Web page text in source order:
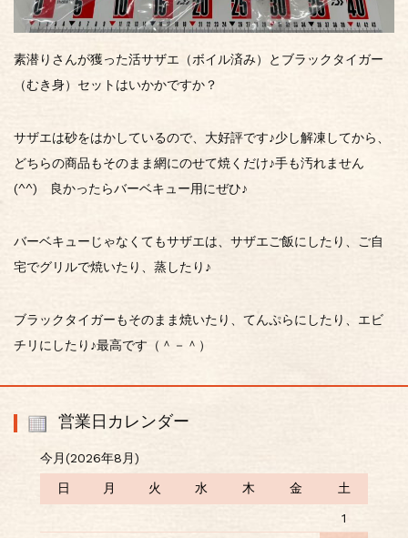
素潜りさんが獲った活サザエ（ボイル済み）とブラックタイガー
（むき身）セットはいかかですか？
サザエは砂をはかしているので、大好評です♪少し解凍してから、
どちらの商品もそのまま網にのせて焼くだけ♪手も汚れません
(^^) 良かったらバーベキュー用にぜひ♪
バーベキューじゃなくてもサザエは、サザエご飯にしたり、ご自
宅でグリルで焼いたり、蒸したり♪
ブラックタイガーもそのまま焼いたり、てんぷらにしたり、エビ
チリにしたり♪最高です（＾－＾）
営業日カレンダー
今月(2026年8月)
日 月 火 水 木 金 土
1